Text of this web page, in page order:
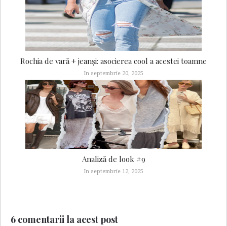
Rochia de vară + jeanși: asocierea cool a acestei toamne
In septembrie 20, 2025
Analiză de look #9
In septembrie 12, 2025
6 comentarii la acest post